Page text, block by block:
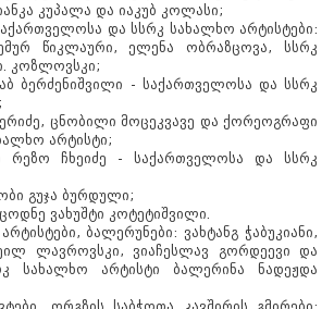
კუპალა და იაკუბ კოლასი;
და სსრკ სახალხო არტისტები:
წიკლაური, ელენა ობრაზცოვა, სსრკ
კოზლოვსკი;
ბერძენიშვილი - საქართველოსა და სსრკ
ცნობილი მოცეკვავე და ქორეოგრაფი
არტისტი;
რეზო ჩხეიძე - საქართველოსა და სსრკ
გუჯა ბურდული;
ვახუშტი კოტეტიშვილი.
ბალერუნები: ვახტანგ ჭაბუკიანი,
ლავროვსკი, ვიაჩესლავ გორდეევი და
სახალხო არტისტი ბალერინა ნადეჟდა